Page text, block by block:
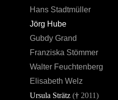
Hans Stadtmüller
Jörg Hube
Gubdy Grand
Franziska Stömmer
Walter Feuchtenberg
Elisabeth Welz
Ursula Strätz († 2011)